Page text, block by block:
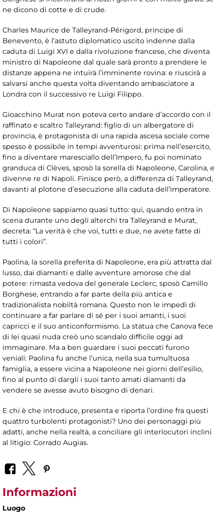
ne dicono di cotte e di crude.
Charles Maurice de Talleyrand-Périgord, principe di
Benevento, è l’astuto diplomatico uscito indenne dalla
caduta di Luigi XVI e dalla rivoluzione francese, che diventa
ministro di Napoleone dal quale sarà pronto a prendere le
distanze appena ne intuirà l’imminente rovina: e riuscirà a
salvarsi anche questa volta diventando ambasciatore a
Londra con il successivo re Luigi Filippo.
Gioacchino Murat non poteva certo andare d’accordo con il
raffinato e scaltro Talleyrand: figlio di un albergatore di
provincia, è protagonista di una rapida ascesa sociale come
spesso è possibile in tempi avventurosi: prima nell’esercito,
fino a diventare maresciallo dell’Impero, fu poi nominato
granduca di Clèves, sposò la sorella di Napoleone, Carolina, e
divenne re di Napoli. Finisce però, a differenza di Talleyrand,
davanti al plotone d’esecuzione alla caduta dell’imperatore.
Di Napoleone sappiamo quasi tutto: qui, quando entra in
scena durante uno degli alterchi tra Talleyrand e Murat,
decreta: “La verità è che voi, tutti e due, ne avete fatte di
tutti i colori”.
Paolina, la sorella preferita di Napoleone, era più attratta dal
lusso, dai diamanti e dalle avventure amorose che dal
potere: rimasta vedova del generale Leclerc, sposò Camillo
Borghese, entrando a far parte della più antica e
tradizionalista nobiltà romana. Questo non le impedì di
continuare a far parlare di sé per i suoi amanti, i suoi
capricci e il suo anticonformismo. La statua che Canova fece
di lei quasi nuda creò uno scandalo difficile oggi ad
immaginare. Ma a ben guardare i suoi peccati furono
veniali: Paolina fu anche l’unica, nella sua tumultuosa
famiglia, a essere vicina a Napoleone nei giorni dell’esilio,
fino al punto di dargli i suoi tanto amati diamanti da
vendere se avesse avuto bisogno di denari.
E chi è che introduce, presenta e riporta l’ordine fra questi
quattro turbolenti protagonisti? Uno dei personaggi più
adatti, anche nella realtà, a conciliare gli interlocutori inclini
al litigio: Corrado Augias.
Informazioni
Luogo